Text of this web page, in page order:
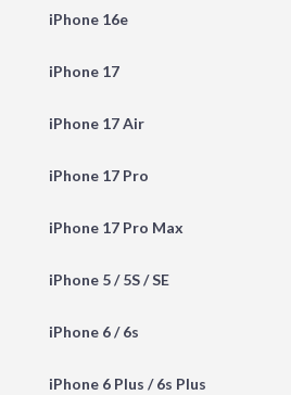
iPhone 16e
iPhone 17
iPhone 17 Air
iPhone 17 Pro
iPhone 17 Pro Max
iPhone 5 / 5S / SE
iPhone 6 / 6s
iPhone 6 Plus / 6s Plus